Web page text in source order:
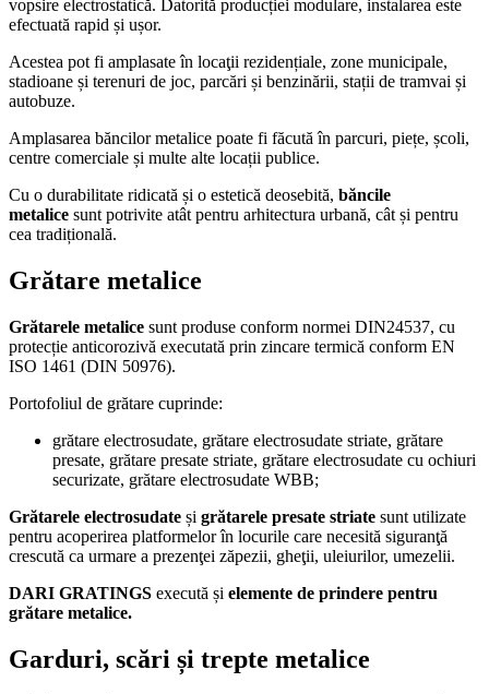
vopsire electrostatică. Datorită producției modulare, instalarea este
efectuată rapid și ușor.
Acestea pot fi amplasate în locaţii rezidențiale, zone municipale,
stadioane și terenuri de joc, parcări și benzinării, stații de tramvai și
autobuze.
Amplasarea băncilor metalice poate fi făcută în parcuri, piețe, școli,
centre comerciale și multe alte locații publice.
Cu o durabilitate ridicată și o estetică deosebită, băncile
metalice sunt potrivite atât pentru arhitectura urbană, cât și pentru
cea tradițională.
Grătare metalice
Grătarele metalice sunt produse conform normei DIN24537, cu
protecție anticorozivă executată prin zincare termică conform EN
ISO 1461 (DIN 50976).
Portofoliul de grătare cuprinde:
grătare electrosudate, grătare electrosudate striate, grătare
presate, grătare presate striate, grătare electrosudate cu ochiuri
securizate, grătare electrosudate WBB;
Grătarele electrosudate și grătarele presate striate sunt utilizate
pentru acoperirea platformelor în locurile care necesită siguranţă
crescută ca urmare a prezenţei zăpezii, gheţii, uleiurilor, umezelii.
DARI GRATINGS execută și elemente de prindere pentru
grătare metalice.
Garduri, scări și trepte metalice